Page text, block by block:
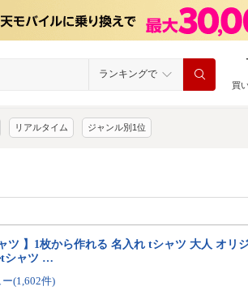
ランキングで
買
リアルタイム ジャンル別1位
ツ 】1枚から作れる 名入れ tシャツ 大人 オリ
tシャツ …
ー(1,602件)